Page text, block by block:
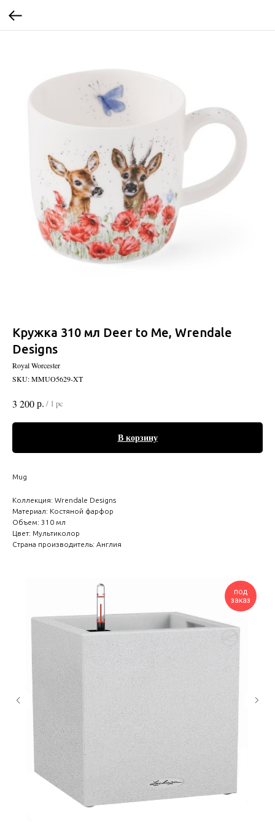
Кружка 310 мл Deer to Me, Wrendale
Designs
Royal Worcester
SKU:MMUO5629-XT
3 200р. / 1 pc
В корзину
Mug
Коллекция: Wrendale Designs
Материал: Костяной фарфор
Объем: 310 мл
Цвет: Мультиколор
Страна производитель: Англия
под
заказ